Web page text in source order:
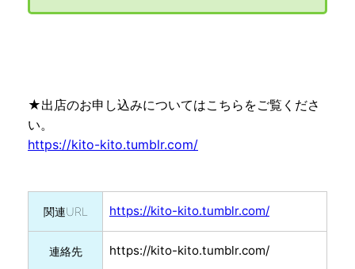
★出店のお申し込みについてはこちらをご覧くださ
い。
https://kito-kito.tumblr.com/
関連URL https://kito-kito.tumblr.com/
連絡先 https://kito-kito.tumblr.com/